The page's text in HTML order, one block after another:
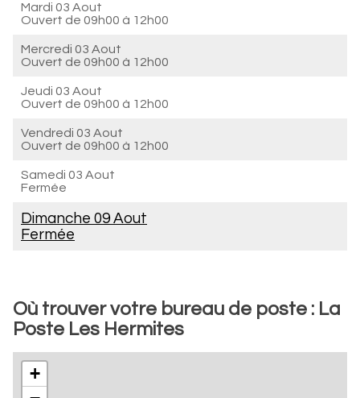
Mardi 03 Aout
Ouvert de 09h00 à 12h00
Mercredi 03 Aout
Ouvert de 09h00 à 12h00
Jeudi 03 Aout
Ouvert de 09h00 à 12h00
Vendredi 03 Aout
Ouvert de 09h00 à 12h00
Samedi 03 Aout
Fermée
Dimanche 09 Aout
Fermée
Où trouver votre bureau de poste : La
Poste Les Hermites
+